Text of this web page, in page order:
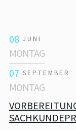
08 JUNI
MONTAG
07 SEPTEMBER
MONTAG